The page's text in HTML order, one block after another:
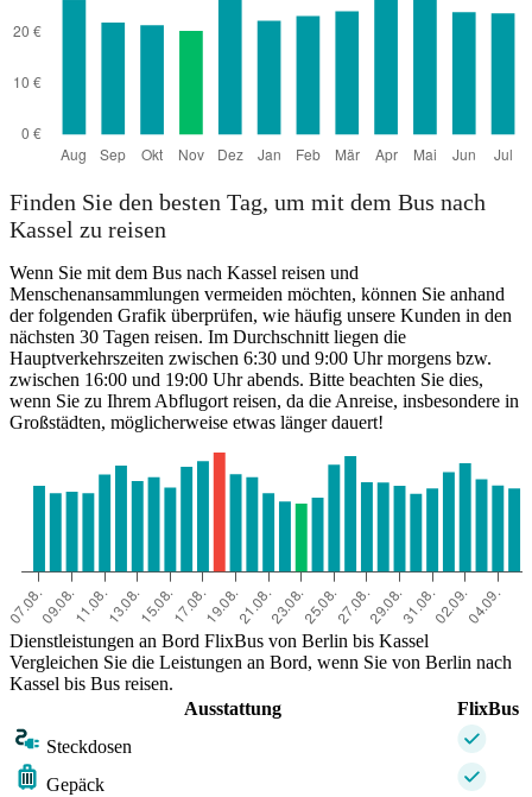
Finden Sie den besten Tag, um mit dem Bus nach
Kassel zu reisen
Wenn Sie mit dem Bus nach Kassel reisen und
Menschenansammlungen vermeiden möchten, können Sie anhand
der folgenden Grafik überprüfen, wie häufig unsere Kunden in den
nächsten 30 Tagen reisen. Im Durchschnitt liegen die
Hauptverkehrszeiten zwischen 6:30 und 9:00 Uhr morgens bzw.
zwischen 16:00 und 19:00 Uhr abends. Bitte beachten Sie dies,
wenn Sie zu Ihrem Abflugort reisen, da die Anreise, insbesondere in
Großstädten, möglicherweise etwas länger dauert!
Dienstleistungen an Bord FlixBus von Berlin bis Kassel
Vergleichen Sie die Leistungen an Bord, wenn Sie von Berlin nach
Kassel bis Bus reisen.
Ausstattung
FlixBus
Steckdosen
Gepäck